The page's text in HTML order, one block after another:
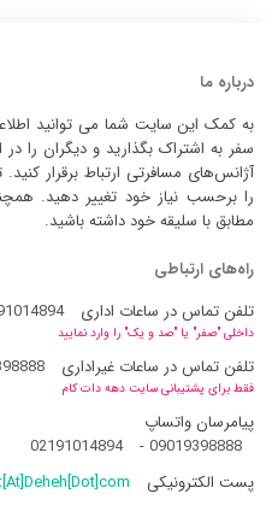
درباره ما
به کمک این سایت شما می توانید
سفر به اشتراک بگذارید و دیگران را
آژانس‌های مسافرتی ارتباط برقرار
را برحسب نیاز خود تغییر دهید.
مطابق با سلیقه خود داشته باشید.
راه‌های ارتباطی
تلفن تماس در ساعات اداری
داخلی "صفر" یا "صد و یک" را وارد نمایید
تلفن تماس در ساعات غیراداری
فقط برای پشتیبانی سایت دهه دات کام
پیامرسان واتساپ
09019398888
-
02191014894
پست الکترونیکی